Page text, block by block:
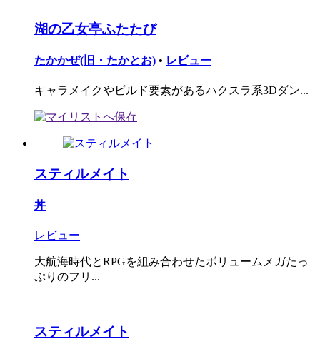
湖の乙女亭ふたたび
たかかぜ(旧・たかとお) • レビュー
キャラメイクやビルド要素があるハクスラ系3Dダン...
スティルメイト
丼
レビュー
大航海時代とRPGを組み合わせたボリュームメガたっ
ぷりのフリ...
スティルメイト